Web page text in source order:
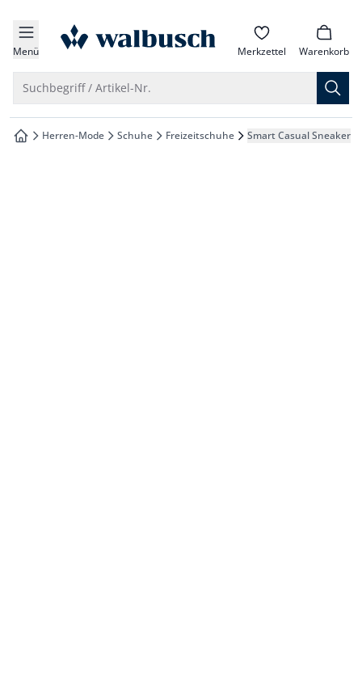
springen
springen
springen
springen
Menü zur Startseite Merkzettel Warenkorb
Suchbegriff / Artikel-Nr.
zur Startseite
Herren-Mode Schuhe Freizeitschuhe Smart Casual Sneaker